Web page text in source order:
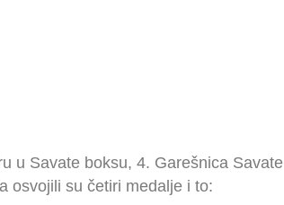
u Savate boksu, 4. Garešnica Savate
osvojili su četiri medalje i to: